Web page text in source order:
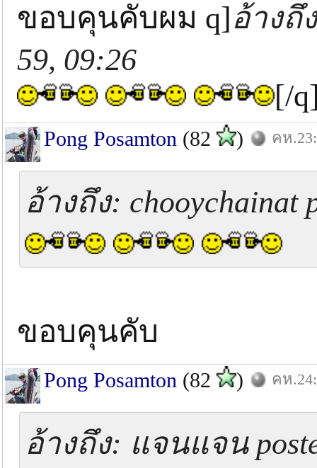
ขอบคุนคับผม q]อ้างถึ
59, 09:26
[/
Pong Posamton (82 ) คห
อ้างถึง: chooychainat
ขอบคุนคับ
Pong Posamton (82 ) คห
อ้างถึง: แจนแจน